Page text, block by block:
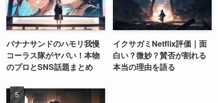
バナナサンドのハモリ我慢
コーラス隊がヤバい！本物
のプロとSNS話題まとめ
イクサガミNetflix評価｜面
白い？微妙？賛否が割れる
本当の理由を語る